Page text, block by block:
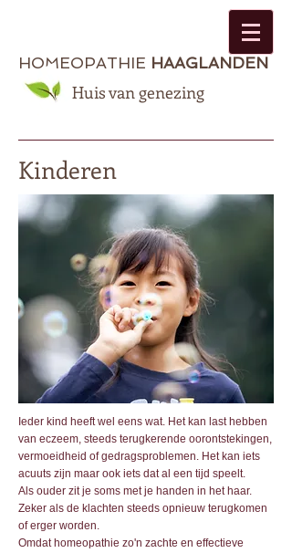
HOMEOPATHIE HAAGLANDEN
Huis van genezing
Kinderen
Ieder kind heeft wel eens wat. Het kan last hebben
van eczeem, steeds terugkerende oorontstekingen,
vermoeidheid of gedragsproblemen. Het kan iets
acuuts zijn maar ook iets dat al een tijd speelt.
Als ouder zit je soms met je handen in het haar.
Zeker als de klachten steeds opnieuw terugkomen
of erger worden.
Omdat homeopathie zo'n zachte en effectieve